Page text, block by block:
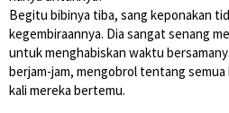
Begitu bibinya tiba, sang keponakan
kegembiraannya. Dia sangat senang
untuk menghabiskan waktu
berjam-jam, mengobrol tentang
kali mereka bertemu.